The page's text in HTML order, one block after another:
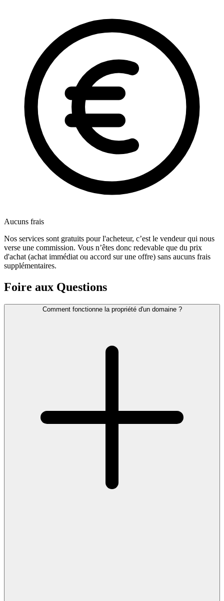
Aucuns frais
Nos services sont gratuits pour l'acheteur, c’est le vendeur qui nous
verse une commission. Vous n’êtes donc redevable que du prix
d'achat (achat immédiat ou accord sur une offre) sans aucuns frais
supplémentaires.
Foire aux Questions
Comment fonctionne la propriété d'un domaine ?